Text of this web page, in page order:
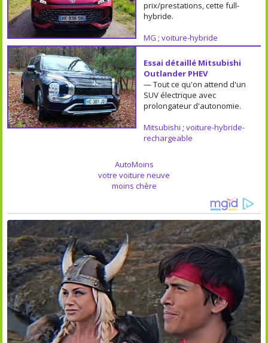
prix/prestations, cette full-
hybride.
MG ; voiture-hybride
Essai détaillé Mitsubishi
Outlander PHEV
— Tout ce qu'on attend d'un
SUV électrique avec
prolongateur d'autonomie.
Mitsubishi ; voiture-hybride-
rechargeable
AutoMoins
votre voiture neuve
moins chère